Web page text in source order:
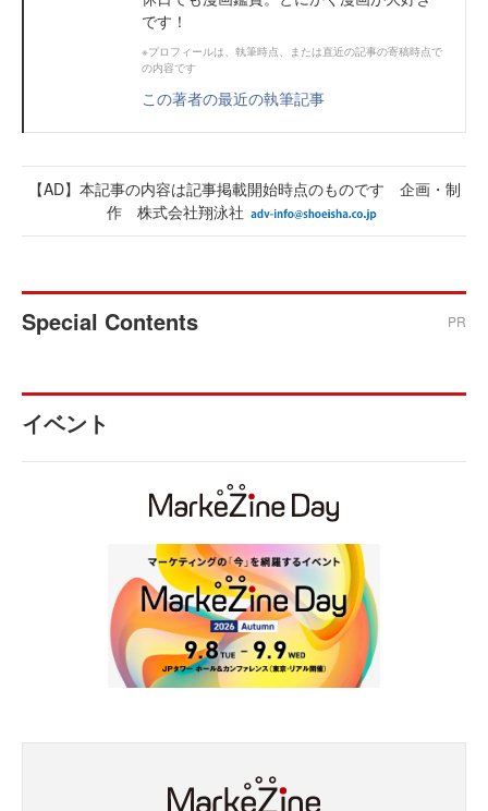
です！
※プロフィールは、執筆時点、または直近の記事の寄稿時点で
の内容です
この著者の最近の執筆記事
【AD】本記事の内容は記事掲載開始時点のものです 企画・制
作 株式会社翔泳社
Special Contents PR
イベント